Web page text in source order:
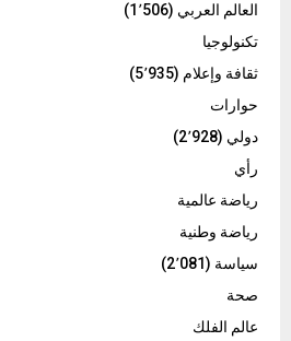
العالم العربي (1٬506)
تكنولوجيا
ثقافة وإعلام (5٬935)
حوارات
دولي (2٬928)
رأي
رياضة عالمية
رياضة وطنية
سياسة (2٬081)
صحة
عالم الفلك